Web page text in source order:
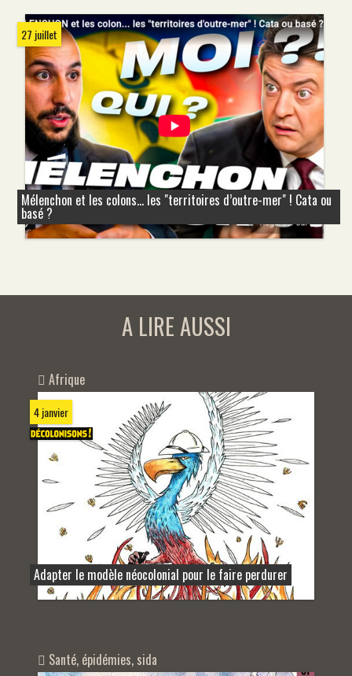
27 juillet
Mélenchon et les colons... les "territoires d’outre-mer" ! Cata ou
basé ?
A LIRE AUSSI
Afrique
4 janvier
Adapter le modèle néocolonial pour le faire perdurer
Santé, épidémies, sida